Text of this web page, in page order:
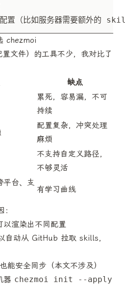
chezmoi
文件）的工具不少，我对比了
缺点
累死，容易漏，不可
持续
配置复杂，冲突处理
麻烦
不支持自定义路径，
不够灵活
平台、支
有学习曲线
：
渲染出不同配置
动从 GitHub 拉取 skills，
安全同步（本文不涉及）
chezmoi init --apply